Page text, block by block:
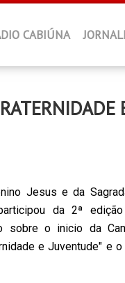
CABIÚNA
Jesus e da
da 2ª
sobre o inicio da
e Juventude" e o